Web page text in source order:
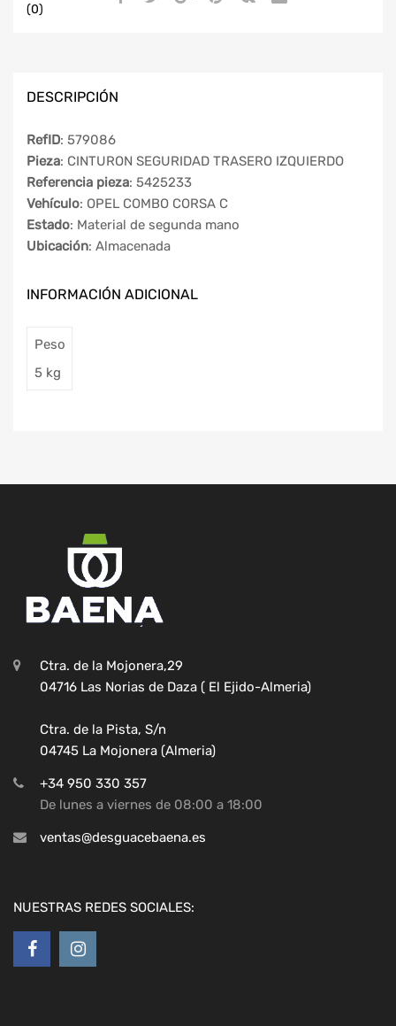
(0)
DESCRIPCIÓN
RefID: 579086
Pieza: CINTURON SEGURIDAD TRASERO IZQUIERDO
Referencia pieza: 5425233
Vehículo: OPEL COMBO CORSA C
Estado: Material de segunda mano
Ubicación: Almacenada
INFORMACIÓN ADICIONAL
Peso
5 kg
Ctra. de la Mojonera,29
04716 Las Norias de Daza ( El Ejido-Almeria)
Ctra. de la Pista, S/n
04745 La Mojonera (Almeria)
+34 950 330 357
De lunes a viernes de 08:00 a 18:00
ventas@desguacebaena.es
NUESTRAS REDES SOCIALES: